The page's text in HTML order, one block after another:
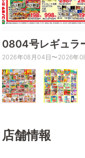
0804号レギュラ
2026年08月04日〜2026年
店舗情報